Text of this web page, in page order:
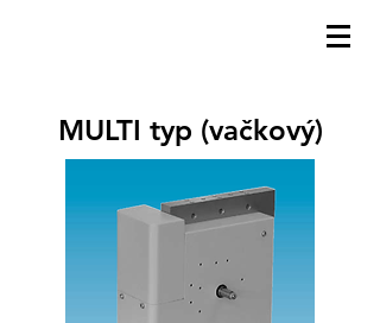
MULTI typ (vačkový)